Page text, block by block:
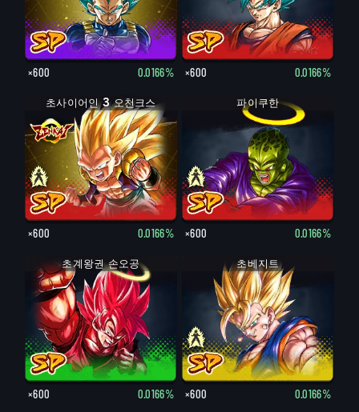
×600 0.0166% ×600 0.0166%
초사이어인 오천크스
초사이어인 3 오천크스
×600 0.0166%
파이쿠한
파이쿠한
×600 0.0166%
초계왕권 손오공
×600 0.0166%
베지트
초베지트
×600 0.0166%